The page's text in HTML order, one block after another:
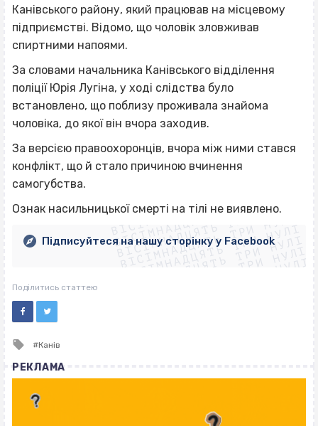
Канівського району, який працював на місцевому
підприємстві. Відомо, що чоловік зловживав
спиртними напоями.
За словами начальника Канівського відділення
поліції Юрія Лугіна, у ході слідства було
встановлено, що поблизу проживала знайома
чоловіка, до якої він вчора заходив.
За версією правоохоронців, вчора між ними стався
конфлікт, що й стало причиною вчинення
самогубства.
Ознак насильницької смерті на тілі не виявлено.
ВІСІМНАДЦЯТЬ ТРИ НУЛІ
ВІСІМНАДЦЯТЬ ТРИ НУЛІ
ВІСІМНАДЦЯТЬ ТРИ НУЛІ
ВІСІМНАДЦЯТЬ ТРИ НУЛІ
ВІСІМНАДЦЯТЬ ТРИ НУЛІ
ВІСІМНАДЦЯТЬ ТРИ НУЛІ
ВІСІМНАДЦЯТЬ ТРИ НУЛІ
ВІСІМНАДЦЯТЬ ТРИ НУЛІ
Підписуйтеся на нашу сторінку у Facebook
Поділитись статтею
Tagged
Канів
РЕКЛАМА